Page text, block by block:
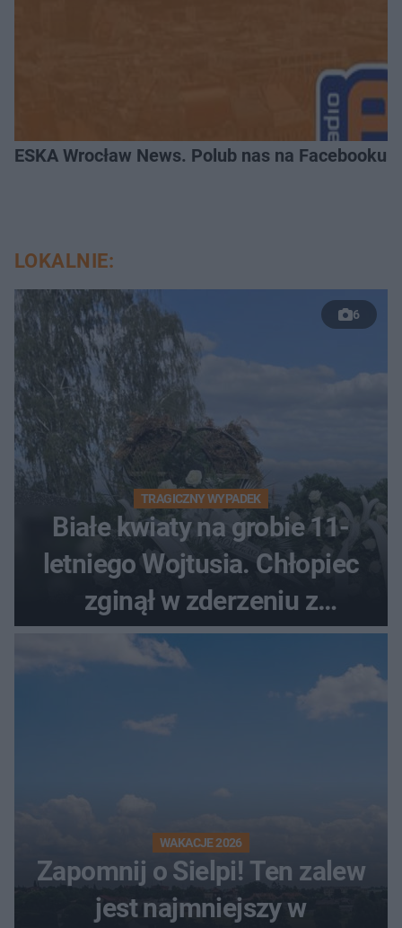
ESKA Wrocław News. Polub nas na Facebooku!
LOKALNIE:
6
TRAGICZNY WYPADEK
Białe kwiaty na grobie 11-
letniego Wojtusia. Chłopiec
zginął w zderzeniu z
kombajnem
WAKACJE 2026
Zapomnij o Sielpi! Ten zalew
jest najmniejszy w